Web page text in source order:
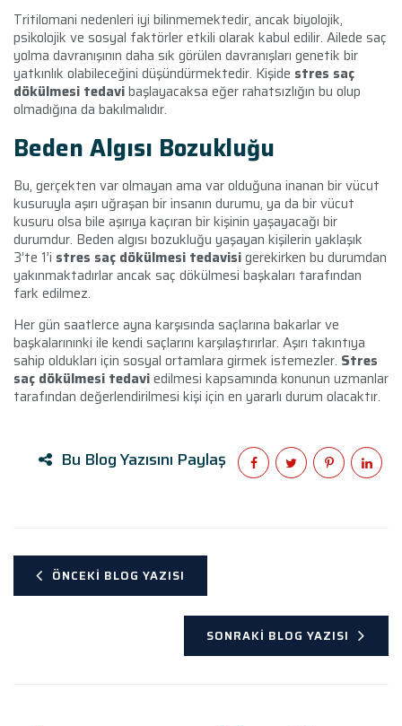
Tritilomani nedenleri iyi bilinmemektedir, ancak biyolojik,
psikolojik ve sosyal faktörler etkili olarak kabul edilir. Ailede saç
yolma davranışının daha sık görülen davranışları genetik bir
yatkınlık olabileceğini düşündürmektedir. Kişide stres saç
dökülmesi tedavibaşlayacaksa eğer rahatsızlığın bu olup
olmadığına da bakılmalıdır.
Beden Algısı Bozukluğu
Bu, gerçekten var olmayan ama var olduğuna inanan bir vücut
kusuruyla aşırı uğraşan bir insanın durumu, ya da bir vücut
kusuru olsa bile aşırıya kaçıran bir kişinin yaşayacağı bir
durumdur. Beden algısı bozukluğu yaşayan kişilerin yaklaşık
3’te 1’i stres saç dökülmesi tedavisigerekirken bu durumdan
yakınmaktadırlar ancak saç dökülmesi başkaları tarafından
fark edilmez.
Her gün saatlerce ayna karşısında saçlarına bakarlar ve
başkalarınınki ile kendi saçlarını karşılaştırırlar. Aşırı takıntıya
sahip oldukları için sosyal ortamlara girmek istemezler. Stres
saç dökülmesi tedaviedilmesi kapsamında konunun uzmanlar
tarafından değerlendirilmesi kişi için en yararlı durum olacaktır.
Bu Blog Yazısını Paylaş
ÖNCEKI BLOG YAZISI
SONRAKI BLOG YAZISI